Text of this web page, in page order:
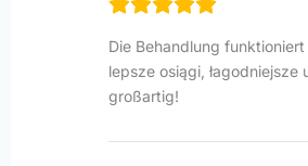
Die Behandlung
lepsze osiągi, łagodniejsze
großartig!